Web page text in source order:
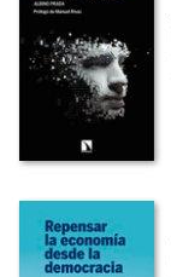
CATÁLOGOS PDF
Boletín julio 2026
Boletín junio 2026
Boletín mayo 2026
Boletín abril 2026